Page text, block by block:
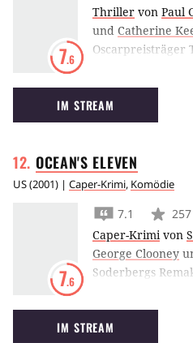
7.6
Thriller von Paul
und Catherine
Oscarpreisträger
von somalischen
aus der
Kräftespiel.
IM STREAM
OCEAN'S ELEVEN
US(2001) | Caper-Krimi, Komödie
7.6
7.1 257
Caper-Krimi von
George Clooney
Soderbergs
um sich, um ein
auszurauben.
IM STREAM